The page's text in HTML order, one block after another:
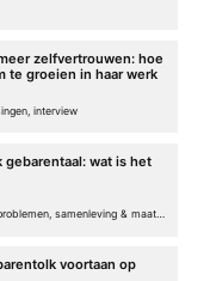
zelfvertrouwen: hoe
te groeien in haar werk
interview
wat is het
voortaan op